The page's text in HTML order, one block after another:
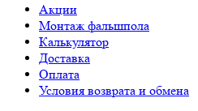
Акции
Монтаж фальшпола
Калькулятор
Доставка
Оплата
Условия возврата и обмена